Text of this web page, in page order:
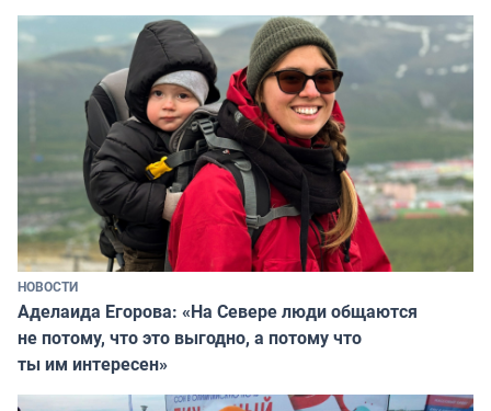
НОВОСТИ
Аделаида Егорова: «На Севере люди общаются
не потому, что это выгодно, а потому что
ты им интересен»